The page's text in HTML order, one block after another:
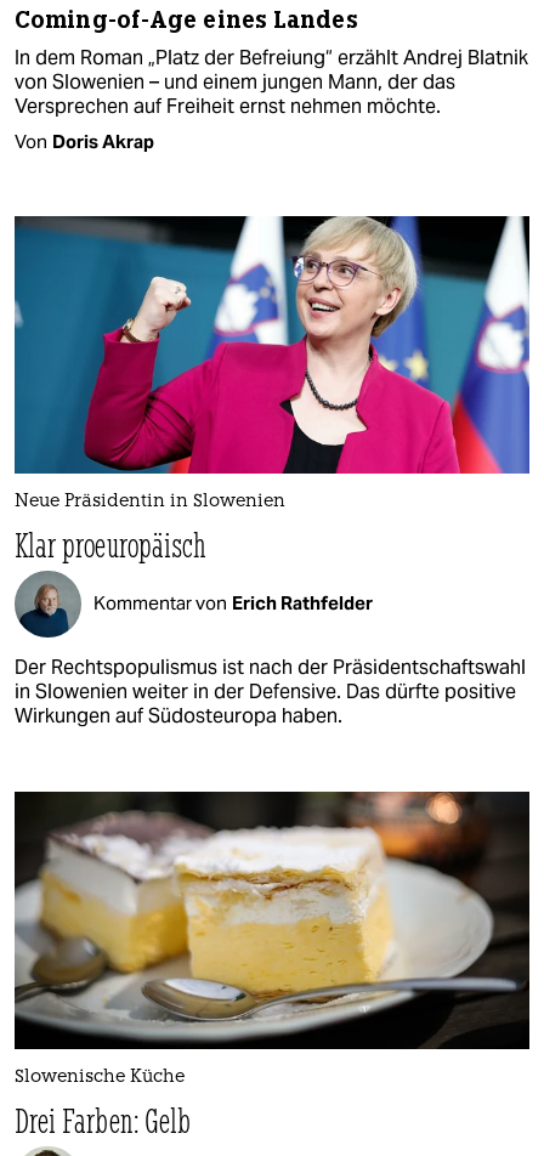
Coming-of-Age eines Landes
In dem Roman „Platz der Befreiung“ erzählt Andrej Blatnik
von Slowenien – und einem jungen Mann, der das
Versprechen auf Freiheit ernst nehmen möchte.
Von Doris Akrap
Neue Präsidentin in Slowenien
Klar proeuropäisch
Kommentar von Erich Rathfelder
Der Rechtspopulismus ist nach der Präsidentschaftswahl
in Slowenien weiter in der Defensive. Das dürfte positive
Wirkungen auf Südosteuropa haben.
Slowenische Küche
Drei Farben: Gelb